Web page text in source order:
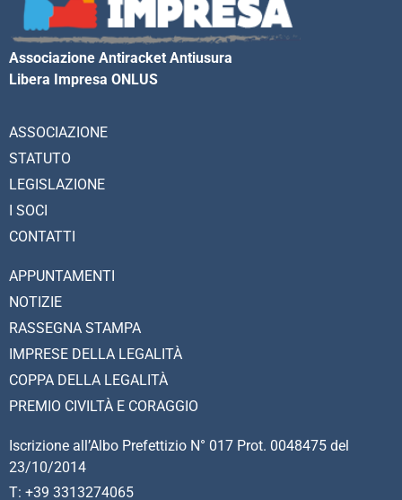
Associazione Antiracket Antiusura
Libera Impresa ONLUS
ASSOCIAZIONE
STATUTO
LEGISLAZIONE
I SOCI
CONTATTI
APPUNTAMENTI
NOTIZIE
RASSEGNA STAMPA
IMPRESE DELLA LEGALITÀ
COPPA DELLA LEGALITÀ
PREMIO CIVILTÀ E CORAGGIO
Iscrizione all’Albo Prefettizio N° 017 Prot. 0048475 del
23/10/2014
T: +39 3313274065